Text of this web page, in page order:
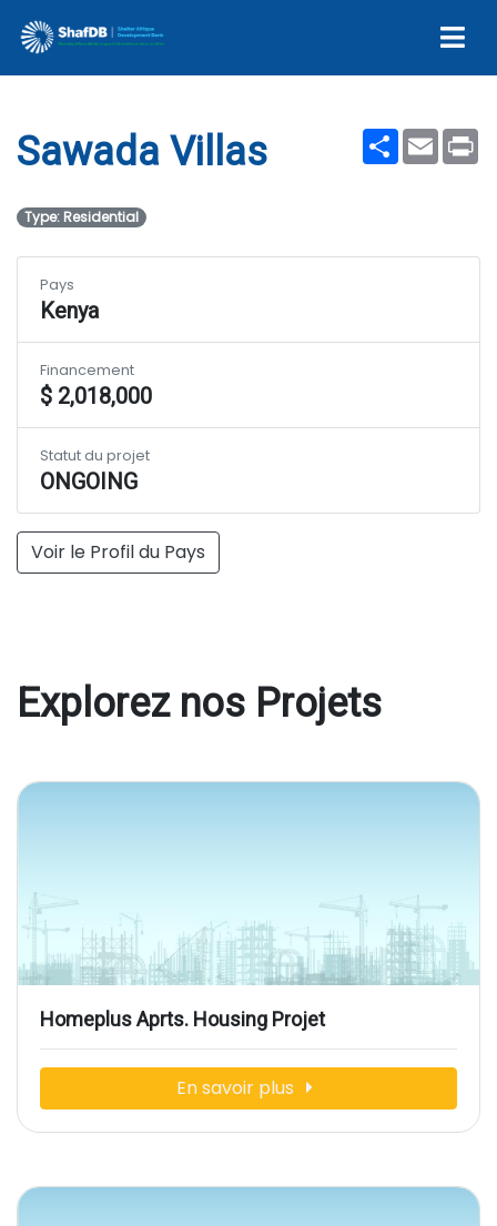
Sawada Villas
ShareEmail
Sawada Villas
Type: Residential
Voir le Profil du Pays
Pays
Kenya
Financement
$ 2,018,000
Statut du projet
ONGOING
Explorez nos Projets
Homeplus Aprts. Housing Projet
En savoir plus